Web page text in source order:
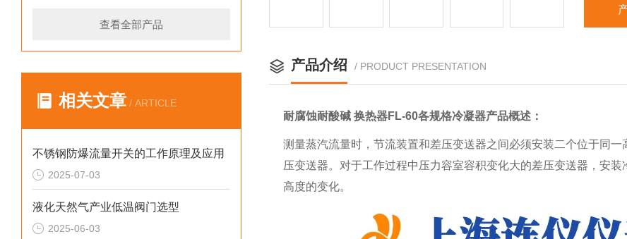
查看全部产品
相关文章 / ARTICLE
不锈钢防爆流量开关的工作原理及应用
2025-07-03
液化天然气产业低温阀门选型
2025-06-03
产品介绍 / PRODUCT PRESENTATION
耐腐蚀耐酸碱 换热器FL-60各规格冷凝器产品概述：
测量蒸汽流量时，节流装置和差压变送器之间必须安装二个位于同
压变送器。对于工作过程中压力容室容积变化大的差压变送器，安
高度的变化。